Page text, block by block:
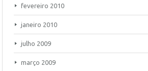
fevereiro 2010
janeiro 2010
julho 2009
março 2009